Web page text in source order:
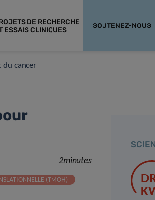
DE RECHERCHE
ESSAIS CLINIQUES
SOUTENEZ-NOUS
du cancer
2minutes
(TMOH)